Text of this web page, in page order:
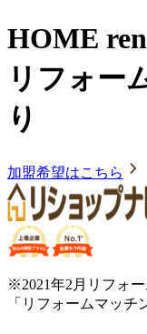
HOME
リフォー
り
加盟希望はこちら
※2021年2月リフォ
「リフォームマッチ